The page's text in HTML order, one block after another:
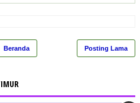
Posting Lama
Beranda